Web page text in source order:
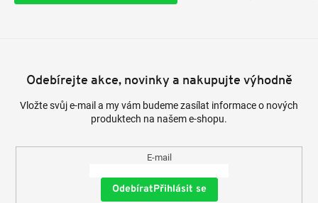
Odebírejte akce, novinky a nakupujte výhodně
Vložte svůj e-mail a my vám budeme zasílat informace o nových
produktech na našem e-shopu.
E-mail
Přihlásit se